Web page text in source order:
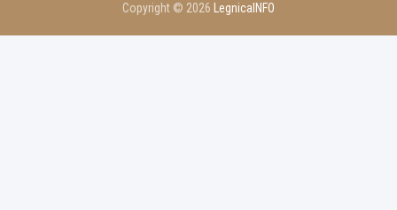
Copyright © 2026 LegnicaINFO